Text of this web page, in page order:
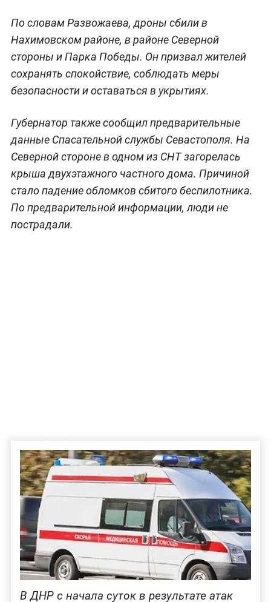
По словам Развожаева, дроны сбили в
Нахимовском районе, в районе Северной
стороны и Парка Победы. Он призвал жителей
сохранять спокойствие, соблюдать меры
безопасности и оставаться в укрытиях.
Губернатор также сообщил предварительные
данные Спасательной службы Севастополя. На
Северной стороне в одном из СНТ загорелась
крыша двухэтажного частного дома. Причиной
стало падение обломков сбитого беспилотника.
По предварительной информации, люди не
пострадали.
В ДНР с начала суток в результате атак